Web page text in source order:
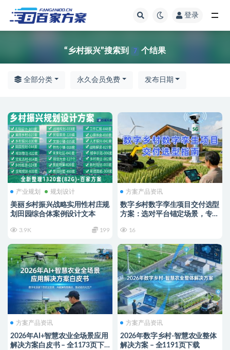
登录
“乡村振兴”搜索到 7 个结果
全部分类 永久会员免费 发布日期
产业规划 规划设计
美丽乡村振兴战略实用性村庄规
划田园综合体案例设计文本
3.9K 199
方案产品资讯
数字乡村数字孪生项目交付选型
方案：选对平台锚定场景，专业
16
方案产品资讯
2026年AI+智慧农业全场景应用
解决方案白皮书 – 全1173页下
方案产品资讯
2026年数字乡村-智慧农业整体
解决方案 – 全1191页下载